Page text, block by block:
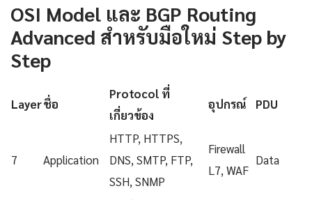
OSI Model และ BGP Routing
Advanced สำหรับมือใหม่ Step by
Step
Layerชื่อ
Protocol ที่
เกี่ยวข้อง
อุปกรณ์ PDU
7 Application
HTTP, HTTPS,
DNS, SMTP, FTP,
SSH, SNMP
Firewall
L7, WAF
Data